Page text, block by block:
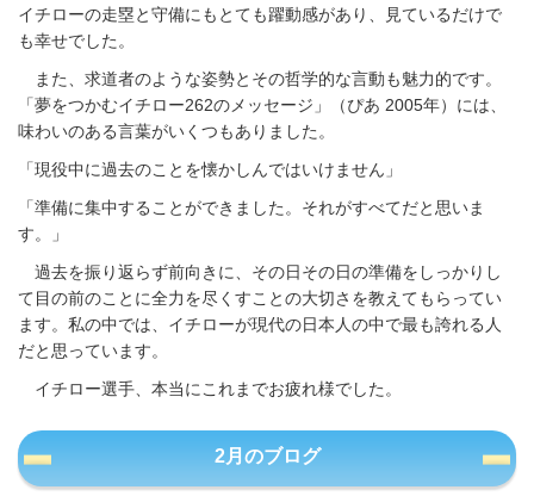
イチローの走塁と守備にもとても躍動感があり、見ているだけで
も幸せでした。
また、求道者のような姿勢とその哲学的な言動も魅力的です。
「夢をつかむイチロー262のメッセージ」（ぴあ 2005年）には、
味わいのある言葉がいくつもありました。
「現役中に過去のことを懐かしんではいけません」
「準備に集中することができました。それがすべてだと思いま
す。」
過去を振り返らず前向きに、その日その日の準備をしっかりし
て目の前のことに全力を尽くすことの大切さを教えてもらってい
ます。私の中では、イチローが現代の日本人の中で最も誇れる人
だと思っています。
イチロー選手、本当にこれまでお疲れ様でした。
2月のブログ